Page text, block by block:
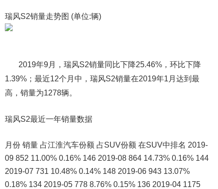
瑞风S2销量走势图 (单位:辆)
2019年9月，瑞风S2销量同比下降25.46%，环比下降
1.39%；最近12个月中，瑞风S2销量在2019年1月达到最
高，销量为1278辆。
瑞风S2最近一年销量数据
月份 销量 占江淮汽车份额 占SUV份额 在SUV中排名 2019-
09 852 11.00% 0.16% 146 2019-08 864 14.73% 0.16% 144
2019-07 731 10.48% 0.14% 148 2019-06 943 13.07%
0.18% 134 2019-05 778 8.76% 0.15% 136 2019-04 1175